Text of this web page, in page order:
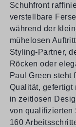
Schuhfront
verstellbare
während der
mühelosen
Styling-Partner,
Röcken oder
Paul Green steht
Qualität, gefertigt
in zeitlosen
von qualifizierten
160